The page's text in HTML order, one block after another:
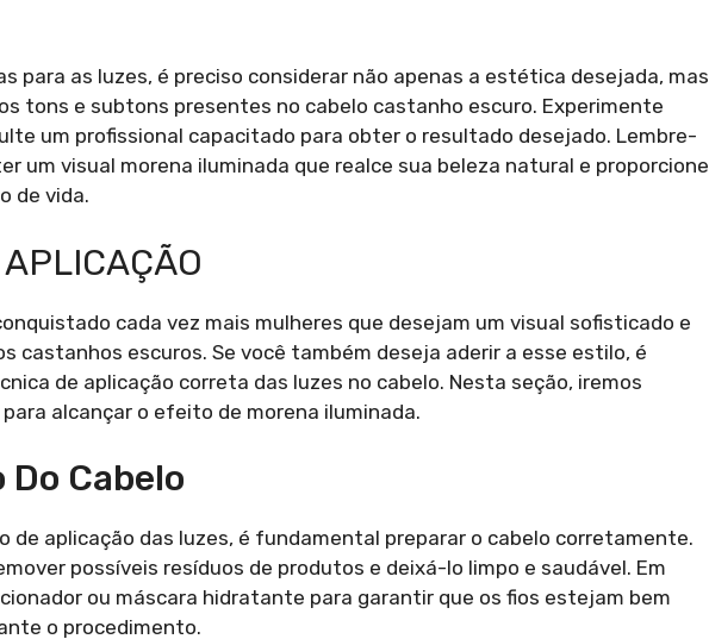
para as luzes, é preciso considerar não apenas a estética desejada, mas
tons e subtons presentes no cabelo castanho escuro. Experimente
um profissional capacitado para obter o resultado desejado. Lembre-
um visual morena iluminada que realce sua beleza natural e proporcione
de vida.
cada vez mais mulheres que desejam um visual sofisticado e
castanhos escuros. Se você também deseja aderir a esse estilo, é
de aplicação correta das luzes no cabelo. Nesta seção, iremos
alcançar o efeito de morena iluminada.
Do Cabelo
de aplicação das luzes, é fundamental preparar o cabelo corretamente.
possíveis resíduos de produtos e deixá-lo limpo e saudável. Em
ou máscara hidratante para garantir que os fios estejam bem
o procedimento.